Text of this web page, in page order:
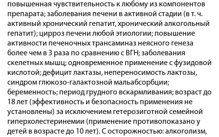
повышенная чувствительность к любому из компонентов
препарата; заболевания печени в активной стадии (в т. ч.
активный хронический гепатит, хронический алкогольный
гепатит); цирроз печени любой этиологии; повышение
активности печеночных трансаминаз неясного генеза
более чем в 3 раза по сравнению с ВГН; заболевания
скелетных мышц; одновременное применение с фузидовой
кислотой; дефицит лактазы, непереносимость лактозы,
синдром глюкозо-галактозной мальабсорбции;
беременность; период грудного вскармливания; возраст до
18 лет (эффективность и безопасность применения не
установлены) за исключением гетерозиготной семейной
гиперхолестеринемии (применение противопоказано у
детей в возрасте до 10 лет). С осторожностью: алкоголизм,